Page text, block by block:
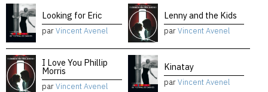
Looking for Eric
parVincent Avenel
Lenny and the Kids
parVincent Avenel
I Love You Phillip
Morris
parVincent Avenel
Kinatay
parVincent Avenel